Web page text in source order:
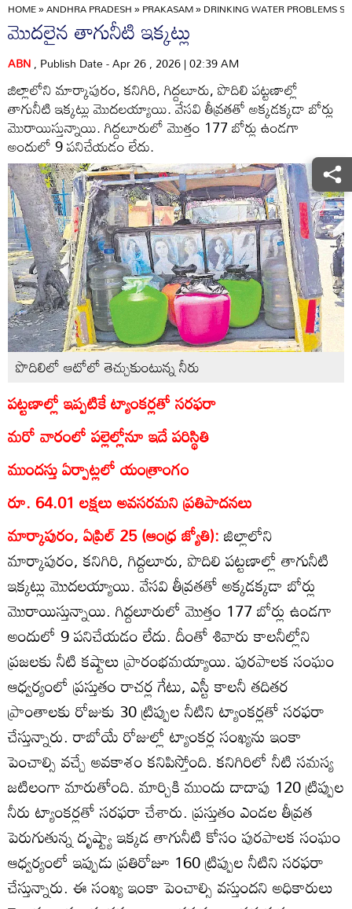
HOME»ANDHRA PRADESH»PRAKASAM»DRINKING WATER PROBLEMS
మొదలైన తాగునీటి ఇక్కట్లు
ABN, Publish Date - Apr 26 , 2026 | 02:39 AM
జిల్లాలోని మార్కాపురం, కనిగిరి, గిద్దలూరు, పొదిలి పట్టణాల్లో
తాగునీటి ఇక్కట్లు మొదలయ్యాయి. వేసవి తీవ్రతతో అక్కడక్కడా బోర్లు
మొరాయిస్తున్నాయి. గిద్దలూరులో మొత్తం 177 బోర్లు ఉండగా
అందులో 9 పనిచేయడం లేదు.
పొదిలిలో ఆటోలో తెచ్చుకుంటున్న నీరు
పట్టణాల్లో ఇప్పటికే ట్యాంకర్లతో సరఫరా
మరో వారంలో పల్లెల్లోనూ ఇదే పరిస్థితి
ముందస్తు ఏర్పాట్లలో యంత్రాంగం
రూ. 64.01 లక్షలు అవసరమని ప్రతిపాదనలు
మార్కాపురం, ఏప్రిల్‌ 25 (ఆంధ్ర జ్యోతి):జిల్లాలోని
మార్కాపురం, కనిగిరి, గిద్దలూరు, పొదిలి పట్టణాల్లో తాగునీటి
ఇక్కట్లు మొదలయ్యాయి. వేసవి తీవ్రతతో అక్కడక్కడా బోర్లు
మొరాయిస్తున్నాయి. గిద్దలూరులో మొత్తం 177 బోర్లు ఉండగా
అందులో 9 పనిచేయడం లేదు. దీంతో శివారు కాలనీల్లోని
ప్రజలకు నీటి కష్టాలు ప్రారంభమయ్యాయి. పురపాలక సంఘం
ఆధ్వర్యంలో ప్రస్తుతం రాచర్ల గేటు, ఎస్టీ కాలనీ తదితర
ప్రాంతాలకు రోజుకు 30 ట్రిప్పుల నీటిని ట్యాంకర్లతో సరఫరా
చేస్తున్నారు. రాబోయే రోజుల్లో ట్యాంకర్ల సంఖ్యను ఇంకా
పెంచాల్సి వచ్చే అవకాశం కనిపిస్తోంది. కనిగిరిలో నీటి సమస్య
జటిలంగా మారుతోంది. మార్చికి ముందు దాదాపు 120 ట్రిప్పుల
నీరు ట్యాంకర్లతో సరఫరా చేశారు. ప్రస్తుతం ఎండల తీవ్రత
పెరుగుతున్న దృష్ట్యా ఇక్కడ తాగునీటి కోసం పురపాలక సంఘం
ఆధ్వర్యంలో ఇప్పుడు ప్రతిరోజూ 160 ట్రిప్పుల నీటిని సరఫరా
చేస్తున్నారు. ఈ సంఖ్య ఇంకా పెంచాల్సి వస్తుందని అధికారులు